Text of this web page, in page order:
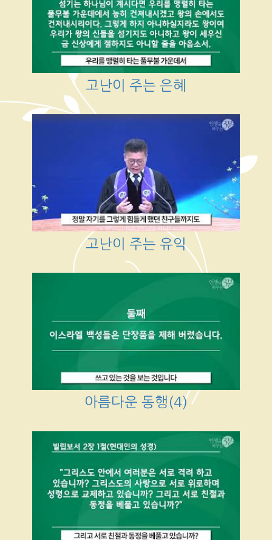
고난이 주는 은혜
고난이 주는 유익
아름다운 동행(4)